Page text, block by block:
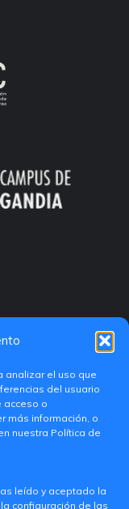
analizar el uso que
del usuario
acceso o
más información, o
nuestra Política de
leído y aceptado la
configuración de las